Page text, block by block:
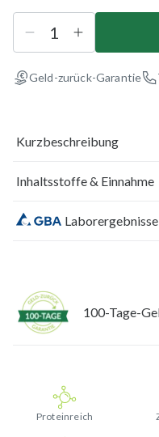
Geld-zurück-Garantie
Kurzbeschreibung
Inhaltsstoffe & Einnahme
Laborergebnisse
100-Tage-
Proteinreich